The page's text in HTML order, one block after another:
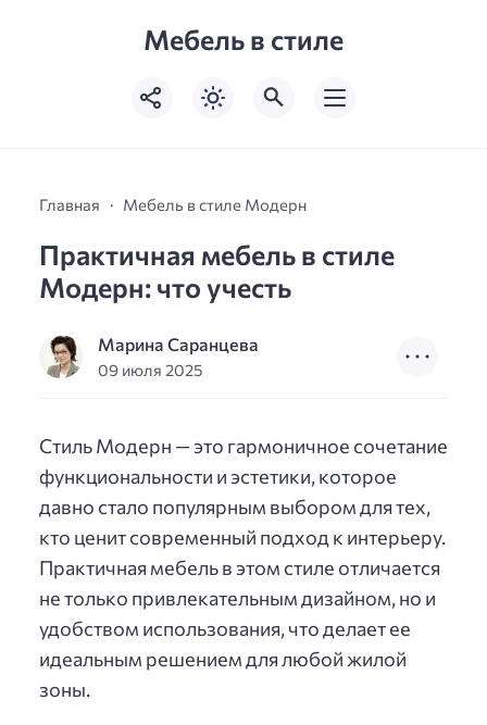
Мебель в стиле
Главная Мебель в стиле Модерн
Практичная мебель в стиле
Модерн: что учесть
Марина Саранцева
09 июля 2025
Стиль Модерн — это гармоничное сочетание
функциональности и эстетики, которое
давно стало популярным выбором для тех,
кто ценит современный подход к интерьеру.
Практичная мебель в этом стиле отличается
не только привлекательным дизайном, но и
удобством использования, что делает ее
идеальным решением для любой жилой
зоны.